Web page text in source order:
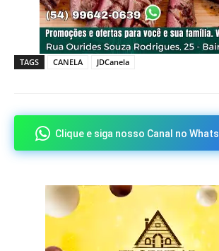
TAGS CANELA JDCanela
Clique e siga nosso Canal no Whats